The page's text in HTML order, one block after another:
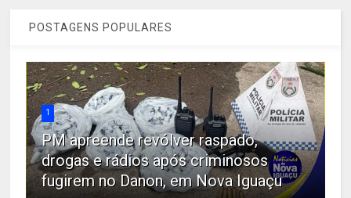
POSTAGENS POPULARES
1
PM apreende revólver raspado,
drogas e rádios após criminosos
fugirem no Danon, em Nova Iguaçu